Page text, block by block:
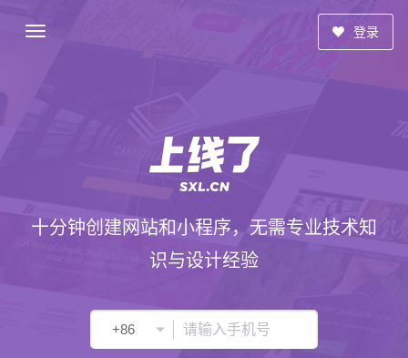
登录
十分钟创建网站和小程序，无需专业技术知
识与设计经验